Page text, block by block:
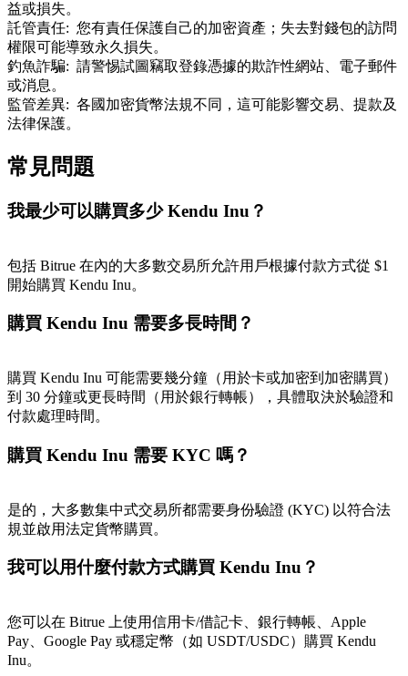
合夥人計劃
Bitrue渠道合伙人
最高達65%佣金！
邀請朋友獲得現金獎勵
益或損失。
託管責任: 您有責任保護自己的加密資產；失去對錢包的訪問
權限可能導致永久損失。
釣魚詐騙: 請警惕試圖竊取登錄憑據的欺詐性網站、電子郵件
或消息。
監管差異: 各國加密貨幣法規不同，這可能影響交易、提款及
法律保護。
常見問題
我最少可以購買多少 Kendu Inu？
包括 Bitrue 在內的大多數交易所允許用戶根據付款方式從 $1
開始購買 Kendu Inu。
購買 Kendu Inu 需要多長時間？
購買 Kendu Inu 可能需要幾分鐘（用於卡或加密到加密購買）
到 30 分鐘或更長時間（用於銀行轉帳），具體取決於驗證和
付款處理時間。
購買 Kendu Inu 需要 KYC 嗎？
是的，大多數集中式交易所都需要身份驗證 (KYC) 以符合法
規並啟用法定貨幣購買。
我可以用什麼付款方式購買 Kendu Inu？
您可以在 Bitrue 上使用信用卡/借記卡、銀行轉帳、Apple
Pay、Google Pay 或穩定幣（如 USDT/USDC）購買 Kendu
Inu。